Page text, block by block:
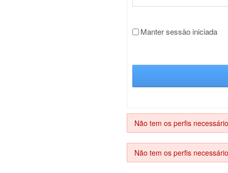
Manter sessão iniciada
Não tem os perfis
Não tem os perfis